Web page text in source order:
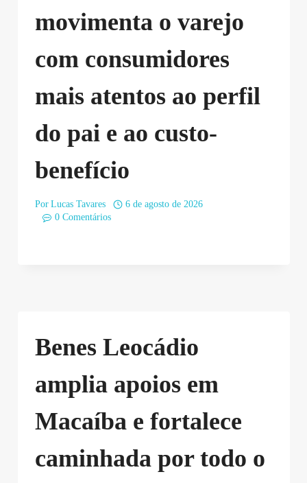
movimenta o varejo
com consumidores
mais atentos ao perfil
do pai e ao custo-
benefício
Por Lucas Tavares
6 de agosto de 2026
0 Comentários
Benes Leocádio
amplia apoios em
Macaíba e fortalece
caminhada por todo o